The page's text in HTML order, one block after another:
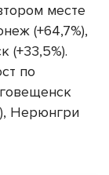
месте
(+64,7%),
(+33,5%).
по
Нерюнгри